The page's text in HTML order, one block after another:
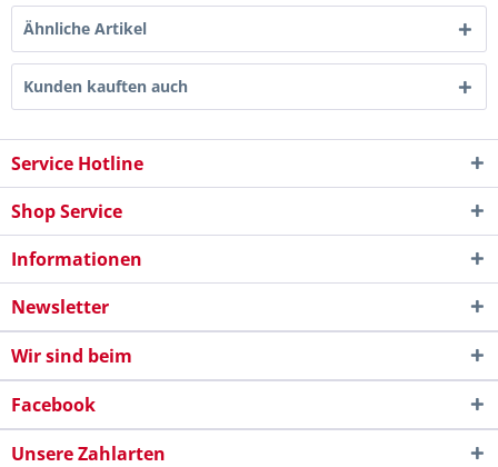
Ähnliche Artikel
Kunden kauften auch
Service Hotline
Shop Service
Informationen
Newsletter
Wir sind beim
Facebook
Unsere Zahlarten